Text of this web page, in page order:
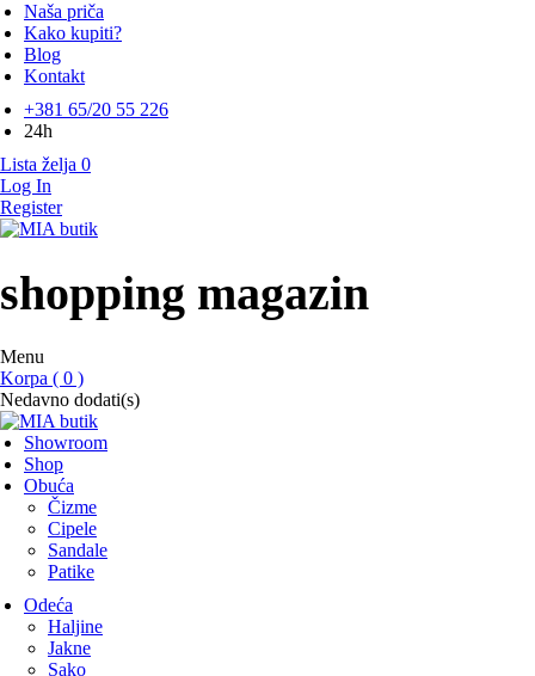
Naša priča
Kako kupiti?
Blog
Kontakt
+381 65/20 55 226
24h
Lista želja 0
Log In
Register
MIA butik
shopping magazin
Menu
Korpa ( 0 )
Nedavno dodati(s)
Showroom
Shop
Obuća
Čizme
Cipele
Sandale
Patike
Odeća
Haljine
Jakne
Sako